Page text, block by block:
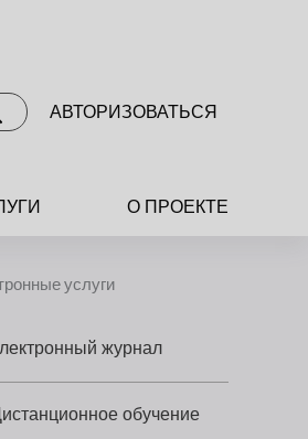
АВТОРИЗОВАТЬСЯ
О ПРОЕКТЕ
услуги
журнал
обучение